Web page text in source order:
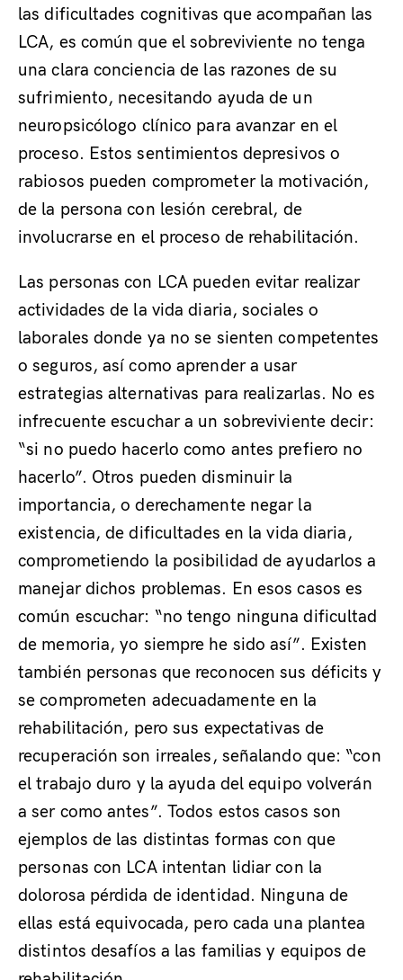
las dificultades cognitivas que acompañan las
LCA, es común que el sobreviviente no tenga
una clara conciencia de las razones de su
sufrimiento, necesitando ayuda de un
neuropsicólogo clínico para avanzar en el
proceso. Estos sentimientos depresivos o
rabiosos pueden comprometer la motivación,
de la persona con lesión cerebral, de
involucrarse en el proceso de rehabilitación.
Las personas con LCA pueden evitar realizar
actividades de la vida diaria, sociales o
laborales donde ya no se sienten competentes
o seguros, así como aprender a usar
estrategias alternativas para realizarlas. No es
infrecuente escuchar a un sobreviviente decir:
“si no puedo hacerlo como antes prefiero no
hacerlo”. Otros pueden disminuir la
importancia, o derechamente negar la
existencia, de dificultades en la vida diaria,
comprometiendo la posibilidad de ayudarlos a
manejar dichos problemas. En esos casos es
común escuchar: “no tengo ninguna dificultad
de memoria, yo siempre he sido así”. Existen
también personas que reconocen sus déficits y
se comprometen adecuadamente en la
rehabilitación, pero sus expectativas de
recuperación son irreales, señalando que: “con
el trabajo duro y la ayuda del equipo volverán
a ser como antes”. Todos estos casos son
ejemplos de las distintas formas con que
personas con LCA intentan lidiar con la
dolorosa pérdida de identidad. Ninguna de
ellas está equivocada, pero cada una plantea
distintos desafíos a las familias y equipos de